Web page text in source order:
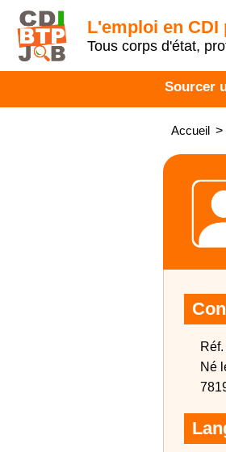
L'emploi en CDI
Tous corps d'état,
Sourcer
Accueil >
Né